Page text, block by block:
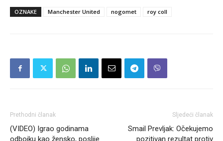
OZNAKE Manchester United nogomet roy coll
Prethodni članak
(VIDEO) Igrao godinama
odbojku kao žensko, poslije
Sljedeći članak
Smail Prevljak: Očekujemo
pozitivan rezultat protiv